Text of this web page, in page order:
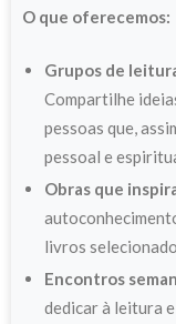
O que oferecemos:
Grupos de
Compartilhe
pessoas que,
pessoal e
Obras que
livros
Encontros
dedicar à leitura